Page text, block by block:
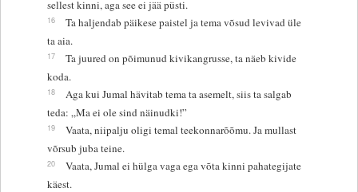
sellest kinni, aga see ei jää püsti.
16
Ta haljendab päikese paistel ja tema võsud levivad üle
ta aia.
17
Ta juured on põimunud kivikangrusse, ta näeb kivide
koda.
18
Aga kui Jumal hävitab tema ta asemelt, siis ta salgab
teda: „Ma ei ole sind näinudki!”
19
Vaata, niipalju oligi temal teekonnarõõmu. Ja mullast
võrsub juba teine.
20
Vaata, Jumal ei hülga vaga ega võta kinni pahategijate
käest.